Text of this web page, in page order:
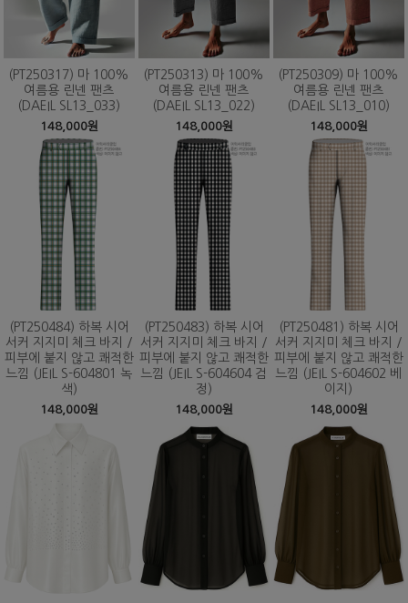
(PT250317) 마 100%
여름용 린넨 팬츠
(DAEIL SL13_033)
148,000원
(PT250313) 마 100%
여름용 린넨 팬츠
(DAEIL SL13_022)
148,000원
(PT250309) 마 100%
여름용 린넨 팬츠
(DAEIL SL13_010)
148,000원
(PT250484) 하복 시어
서커 지지미 체크 바지 /
피부에 붙지 않고 쾌적한
느낌 (JEIL S-604801 녹
색)
148,000원
(PT250483) 하복 시어
서커 지지미 체크 바지 /
피부에 붙지 않고 쾌적한
느낌 (JEIL S-604604 검
정)
148,000원
(PT250481) 하복 시어
서커 지지미 체크 바지 /
피부에 붙지 않고 쾌적한
느낌 (JEIL S-604602 베
이지)
148,000원